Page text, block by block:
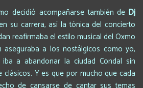
decidió acompañarse también de Dj
su carrera, así la tónica del concierto
reafirmaba el estilo musical del Oxmo
aseguraba a los nostálgicos como yo,
a abandonar la ciudad Condal sin
Y es que por mucho que cada